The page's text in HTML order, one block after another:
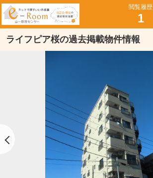
閲覧履歴
1
ライフピア桜の過去掲載物件情報